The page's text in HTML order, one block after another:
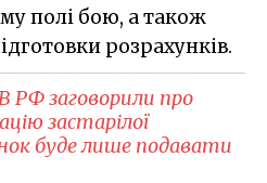
полі бою, а також
розрахунків.
В РФ заговорили про
застарілої
буде лише подавати